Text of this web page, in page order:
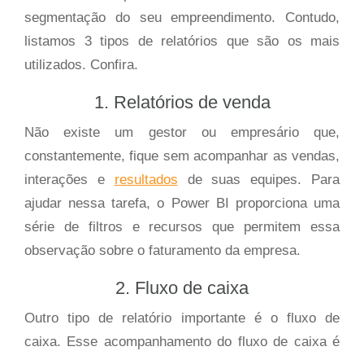
segmentação do seu empreendimento. Contudo,
listamos 3 tipos de relatórios que são os mais
utilizados. Confira.
1. Relatórios de venda
Não existe um gestor ou empresário que,
constantemente, fique sem acompanhar as vendas,
interações e resultados de suas equipes. Para
ajudar nessa tarefa, o Power BI proporciona uma
série de filtros e recursos que permitem essa
observação sobre o faturamento da empresa.
2. Fluxo de caixa
Outro tipo de relatório importante é o fluxo de
caixa. Esse acompanhamento do fluxo de caixa é